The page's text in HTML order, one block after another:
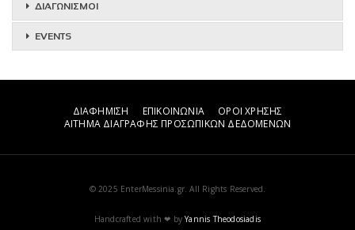
ΔΙΑΓΩΝΙΣΜΟΙ
EVENTS
ΔΙΑΦΗΜΙΣΗ ΕΠΙΚΟΙΝΩΝΙΑ
ΟΡΟΙ ΧΡΗΣΗΣ
ΑΙΤΗΜΑ ΔΙΑΓΡΑΦΗΣ ΠΡΟΣΩΠΙΚΩΝ ΔΕΔΟΜΕΝΩΝ
© 2025 EnterMessinia.gr. All Rights Reserved.
Handcrafted with ❤ byYannis Theodosiadis